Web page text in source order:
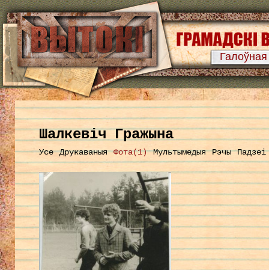
Галоўная
Шалкевіч Гражына
Усе Друкаваныя Фота(1) Мультымедыя Рэчы Падзеі